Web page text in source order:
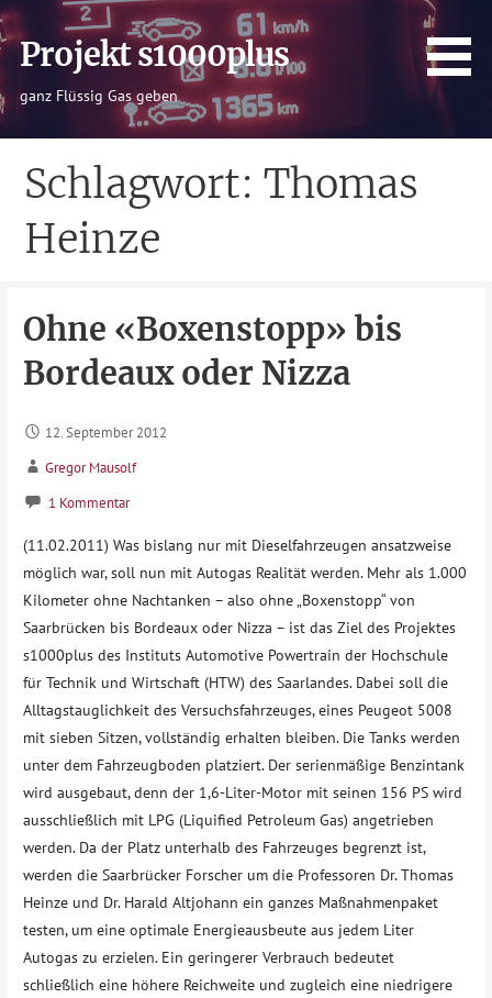
Zum
Inhalt
springen
Projekt s1000plus
ganz Flüssig Gas geben
Schlagwort: Thomas
Heinze
Ohne «Boxenstopp» bis
Bordeaux oder Nizza
12. September 2012
Gregor Mausolf
1 Kommentar
(11.02.2011) Was bislang nur mit Dieselfahrzeugen ansatzweise
möglich war, soll nun mit Autogas Realität werden. Mehr als 1.000
Kilometer ohne Nachtanken – also ohne „Boxenstopp“ von
Saarbrücken bis Bordeaux oder Nizza – ist das Ziel des Projektes
s1000plus des Instituts Automotive Powertrain der Hochschule
für Technik und Wirtschaft (HTW) des Saarlandes. Dabei soll die
Alltagstauglichkeit des Versuchsfahrzeuges, eines Peugeot 5008
mit sieben Sitzen, vollständig erhalten bleiben. Die Tanks werden
unter dem Fahrzeugboden platziert. Der serienmäßige Benzintank
wird ausgebaut, denn der 1,6-Liter-Motor mit seinen 156 PS wird
ausschließlich mit LPG (Liquified Petroleum Gas) angetrieben
werden. Da der Platz unterhalb des Fahrzeuges begrenzt ist,
werden die Saarbrücker Forscher um die Professoren Dr. Thomas
Heinze und Dr. Harald Altjohann ein ganzes Maßnahmenpaket
testen, um eine optimale Energieausbeute aus jedem Liter
Autogas zu erzielen. Ein geringerer Verbrauch bedeutet
schließlich eine höhere Reichweite und zugleich eine niedrigere